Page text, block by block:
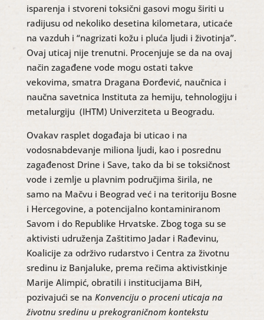
isparenja i stvoreni toksični gasovi mogu širiti u
radijusu od nekoliko desetina kilometara, uticaće
na vazduh i “nagrizati kožu i pluća ljudi i životinja”.
Ovaj uticaj nije trenutni. Procenjuje se da na ovaj
način zagađene vode mogu ostati takve
vekovima, smatra Dragana Đorđević, naučnica i
naučna savetnica Instituta za hemiju, tehnologiju i
metalurgiju (IHTM) Univerziteta u Beogradu.
Ovakav rasplet događaja bi uticao i na
vodosnabdevanje miliona ljudi, kao i posrednu
zagađenost Drine i Save, tako da bi se toksičnost
vode i zemlje u plavnim područjima širila, ne
samo na Mačvu i Beograd već i na teritoriju Bosne
i Hercegovine, a potencijalno kontaminiranom
Savom i do Republike Hrvatske. Zbog toga su se
aktivisti udruženja Zaštitimo Jadar i Rađevinu,
Koalicije za održivo rudarstvo i Centra za životnu
sredinu iz Banjaluke, prema rečima aktivistkinje
Marije Alimpić, obratili i institucijama BiH,
pozivajući se na Konvenciju o proceni uticaja na
životnu sredinu u prekograničnom kontekstu